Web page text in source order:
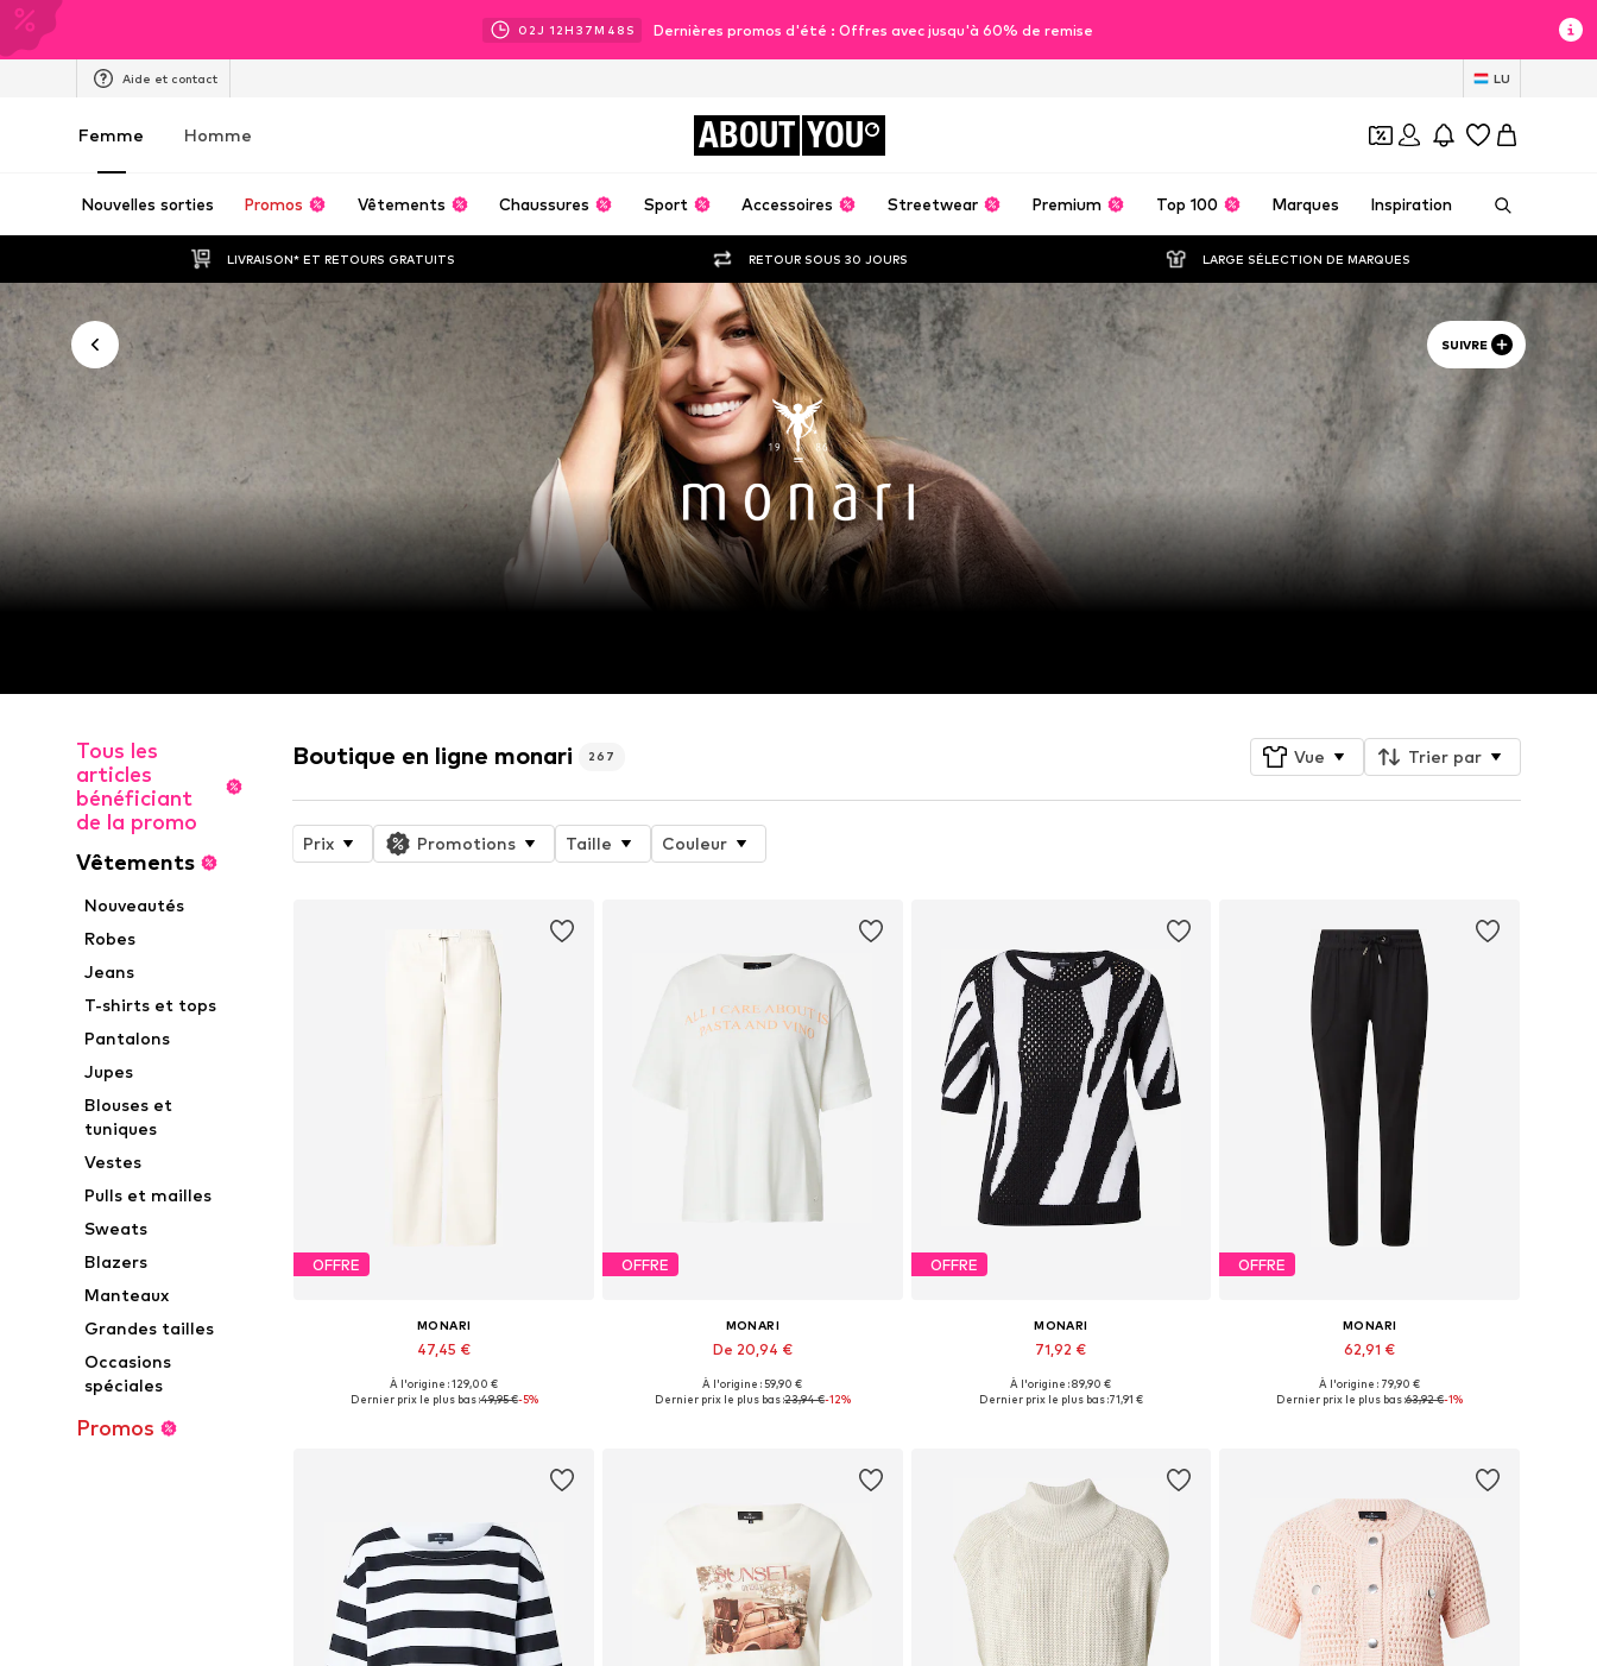
02J 12H 37M 46 S Dernières promos d'été : Offres avec jusqu'à 60% de remise
Aide et contact LU
Femme Homme ABOUT YOU
Nouvelles sorties Promos Vêtements Chaussures Sport Accessoires Streetwear Premium Top 100 Marques Inspiration
LIVRAISON* ET RETOURS GRATUITS RETOUR SOUS 30 JOURS LARGE SÉLECTION DE MARQUES
SUIVRE
Tous les
articles
bénéficiant
de la promo
Vêtements
Nouveautés
Robes
Jeans
T-shirts et tops
Pantalons
Jupes
Blouses et
tuniques
Vestes
Pulls et mailles
Sweats
Blazers
Manteaux
Grandes tailles
Occasions
spéciales
Promos
Boutique en ligne monari 267 Vue Trier par
Prix Promotions Taille Couleur
OFFRE
MONARI
47,45 €
Tailles disponibles: 38, 40, 42
À l'origine : 129,00 €
Dernier prix le plus bas :49,95 €-5%
OFFRE
MONARI
De 20,94 €
Tailles disponibles: XS, S, M, L, XL
À l'origine : 59,90 €
Dernier prix le plus bas :23,94 €-12%
OFFRE
MONARI
71,92 €
Disponible en plusieurs tailles
À l'origine : 89,90 €
Dernier prix le plus bas :71,91 €
OFFRE
MONARI
62,91 €
Disponible en plusieurs tailles
À l'origine : 79,90 €
Dernier prix le plus bas :63,92 €-1%